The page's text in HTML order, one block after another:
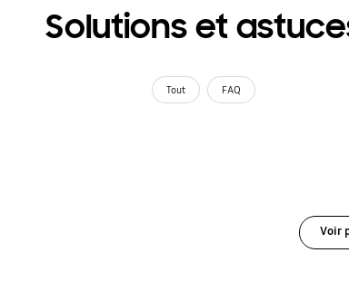
Solutions et
Tout FAQ
Voir